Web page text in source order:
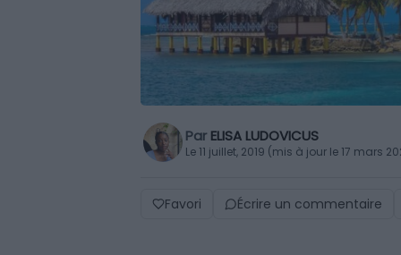
Par ELISA LUDOVICUS
Le 11 juillet, 2019 (mis à jour le 17 mars
Favori Écrire un commentaire